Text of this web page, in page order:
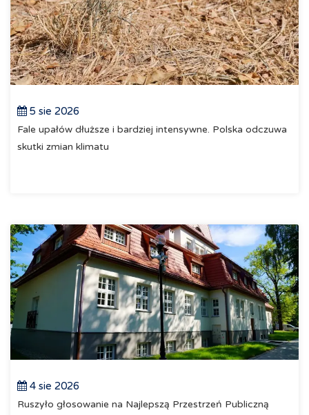
5 sie 2026
Fale upałów dłuższe i bardziej intensywne. Polska odczuwa
skutki zmian klimatu
4 sie 2026
Ruszyło głosowanie na Najlepszą Przestrzeń Publiczną